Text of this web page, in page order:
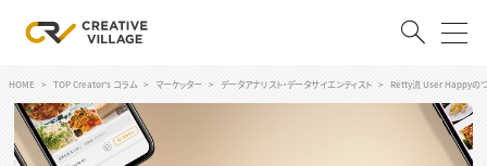
ログイン
HOME TOP Creator's コラム マーケッター データアナリスト・データサイエンティスト Retty流 User Happyの